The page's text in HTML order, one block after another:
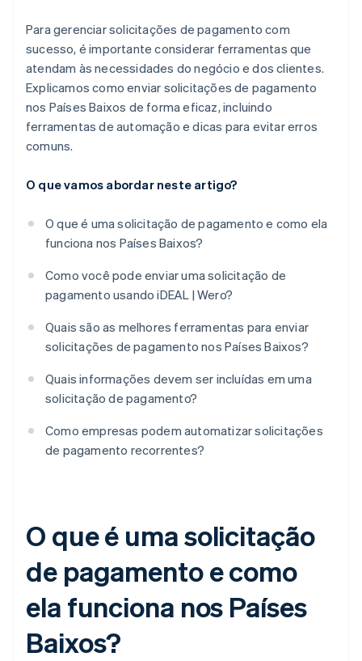
Para gerenciar solicitações de pagamento com
sucesso, é importante considerar ferramentas que
atendam às necessidades do negócio e dos clientes.
Explicamos como enviar solicitações de pagamento
nos Países Baixos de forma eficaz, incluindo
ferramentas de automação e dicas para evitar erros
comuns.
O que vamos abordar neste artigo?
O que é uma solicitação de pagamento e como ela
funciona nos Países Baixos?
Como você pode enviar uma solicitação de
pagamento usando iDEAL | Wero?
Quais são as melhores ferramentas para enviar
solicitações de pagamento nos Países Baixos?
Quais informações devem ser incluídas em uma
solicitação de pagamento?
Como empresas podem automatizar solicitações
de pagamento recorrentes?
O que é uma solicitação
de pagamento e como
ela funciona nos Países
Baixos?